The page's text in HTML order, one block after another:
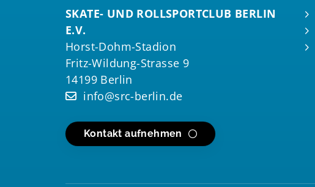
SKATE- UND ROLLSPORTCLUB BERLIN
E.V.
Horst-Dohm-Stadion
Fritz-Wildung-Strasse 9
14199 Berlin
info@src-berlin.de
Kontakt aufnehmen